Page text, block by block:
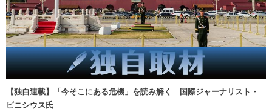
【独自連載】「今そこにある危機」を読み解く 国際ジャーナリスト・
ビニシウス氏